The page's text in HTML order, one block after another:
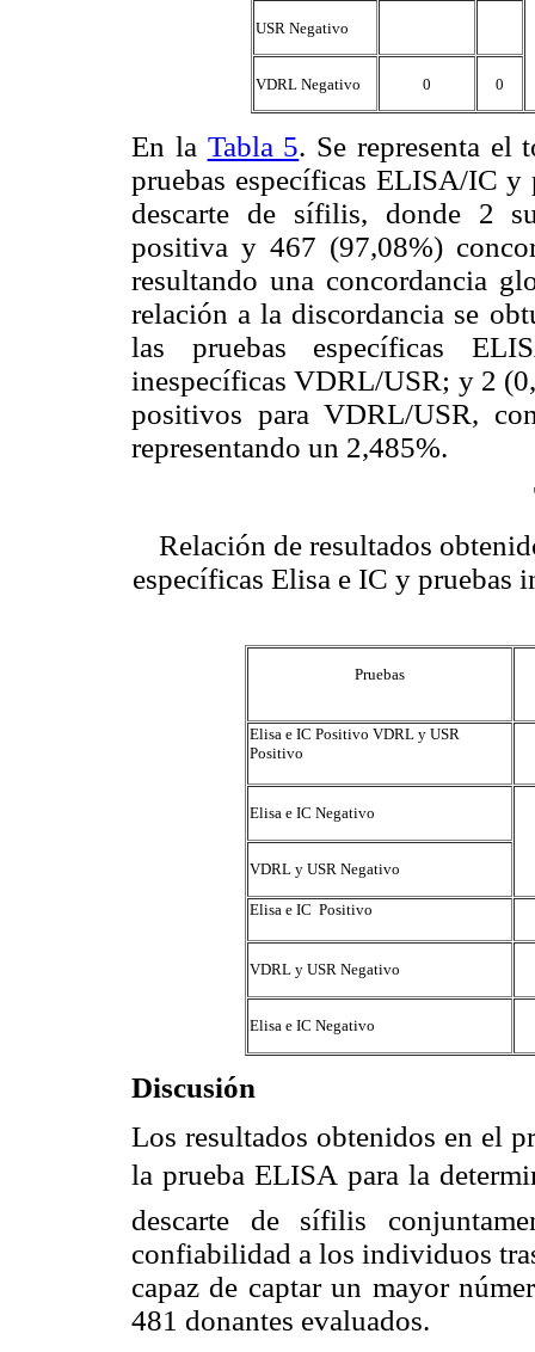
USR Negativo
VDRL Negativo 0 0
En la Tabla 5. Se representa el
pruebas específicas ELISA/IC
descarte de sífilis, donde 2
positiva y 467 (97,08%)
resultando una concordancia
relación a la discordancia se
las pruebas específicas
inespecíficas VDRL/USR; y 2
positivos para VDRL/USR,
representando un 2,485%.
Relación de resultados
específicas Elisa e IC y pruebas
Pruebas
Elisa e IC Positivo VDRL y USR
Positivo
Elisa e IC Negativo
VDRL y USR Negativo
Elisa e IC Positivo
VDRL y USR Negativo
Elisa e IC Negativo
Discusión
Los resultados obtenidos en el
la prueba ELISA para la
descarte de sífilis
confiabilidad a los individuos
capaz de captar un mayor
481 donantes evaluados.